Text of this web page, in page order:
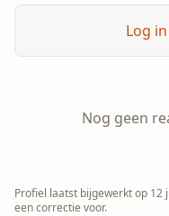
Log in
Nog geen
Profiel laatst bijgewerkt op 12
een correctie voor.